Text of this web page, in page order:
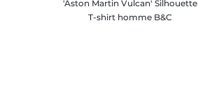
'Aston Martin Vulcan' Silhouette
T-shirt homme B&C